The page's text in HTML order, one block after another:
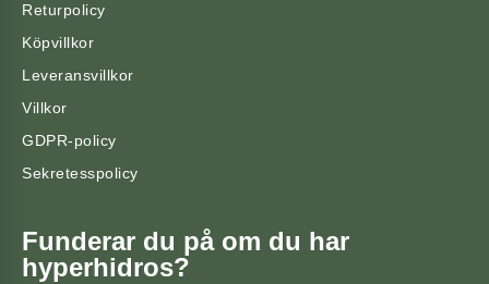
Returpolicy
Köpvillkor
Leveransvillkor
Villkor
GDPR-policy
Sekretesspolicy
Funderar du på om du har
hyperhidros?